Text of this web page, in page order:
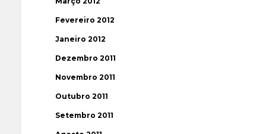
Fevereiro 2012
Janeiro 2012
Dezembro 2011
Novembro 2011
Outubro 2011
Setembro 2011